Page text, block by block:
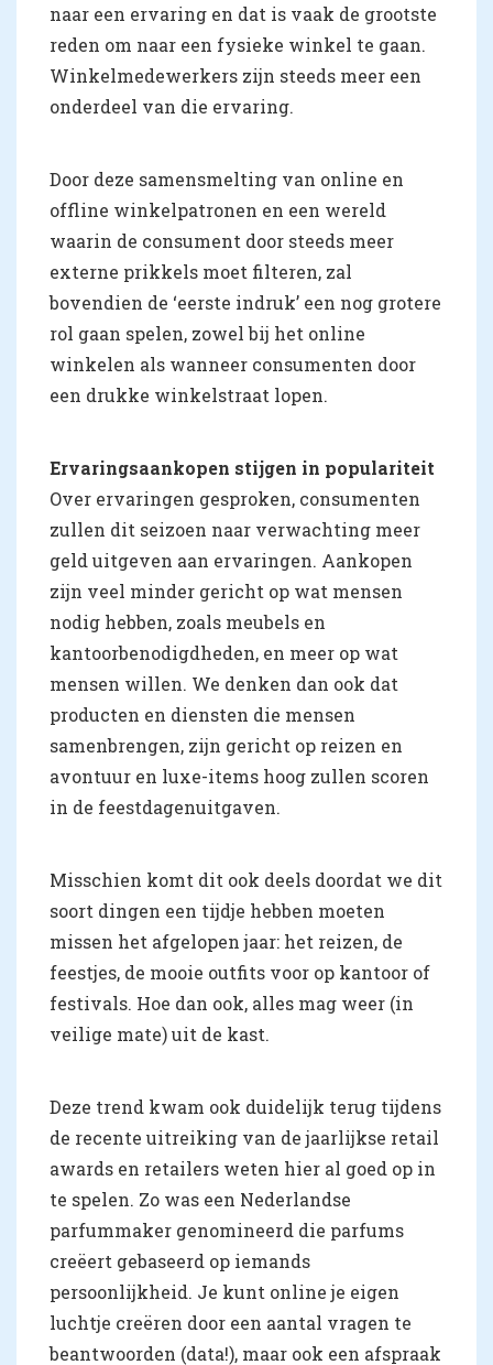
naar een ervaring en dat is vaak de grootste
reden om naar een fysieke winkel te gaan.
Winkelmedewerkers zijn steeds meer een
onderdeel van die ervaring.
Door deze samensmelting van online en
offline winkelpatronen en een wereld
waarin de consument door steeds meer
externe prikkels moet filteren, zal
bovendien de ‘eerste indruk’ een nog grotere
rol gaan spelen, zowel bij het online
winkelen als wanneer consumenten door
een drukke winkelstraat lopen.
Ervaringsaankopen stijgen in populariteit
Over ervaringen gesproken, consumenten
zullen dit seizoen naar verwachting meer
geld uitgeven aan ervaringen. Aankopen
zijn veel minder gericht op wat mensen
nodig hebben, zoals meubels en
kantoorbenodigdheden, en meer op wat
mensen willen. We denken dan ook dat
producten en diensten die mensen
samenbrengen, zijn gericht op reizen en
avontuur en luxe-items hoog zullen scoren
in de feestdagenuitgaven.
Misschien komt dit ook deels doordat we dit
soort dingen een tijdje hebben moeten
missen het afgelopen jaar: het reizen, de
feestjes, de mooie outfits voor op kantoor of
festivals. Hoe dan ook, alles mag weer (in
veilige mate) uit de kast.
Deze trend kwam ook duidelijk terug tijdens
de recente uitreiking van de jaarlijkse retail
awards en retailers weten hier al goed op in
te spelen. Zo was een Nederlandse
parfummaker genomineerd die parfums
creëert gebaseerd op iemands
persoonlijkheid. Je kunt online je eigen
luchtje creëren door een aantal vragen te
beantwoorden (data!), maar ook een afspraak